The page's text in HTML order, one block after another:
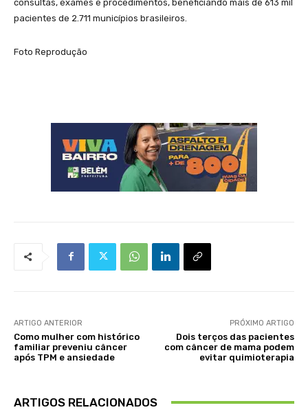
consultas, exames e procedimentos, beneficiando mais de 613 mil
pacientes de 2.711 municípios brasileiros.
Foto Reprodução
ARTIGO ANTERIOR
Como mulher com histórico
familiar preveniu câncer
após TPM e ansiedade
PRÓXIMO ARTIGO
Dois terços das pacientes
com câncer de mama podem
evitar quimioterapia
ARTIGOS RELACIONADOS